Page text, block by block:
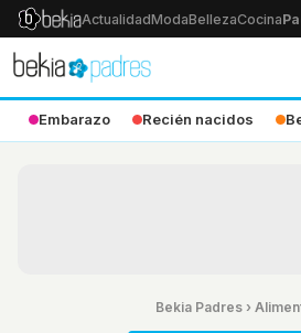
ActualidadModaBellezaCocina
Embarazo Recién nacidos
Bekia Padres›